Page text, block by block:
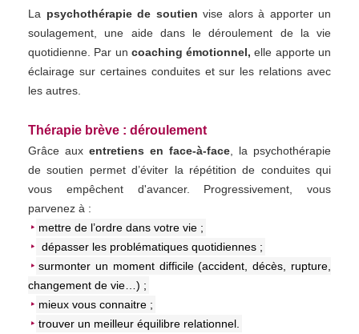
La psychothérapie de soutien vise alors à apporter un
soulagement, une aide dans le déroulement de la vie
quotidienne. Par un coaching émotionnel, elle apporte un
éclairage sur certaines conduites et sur les relations avec
les autres.
Thérapie brève : déroulement
Grâce aux entretiens en face-à-face , la psychothérapie
de soutien permet d’éviter la répétition de conduites qui
vous empêchent d'avancer. Progressivement, vous
parvenez à :
mettre de l’ordre dans votre vie ;
dépasser les problématiques quotidiennes ;
surmonter un moment difficile (accident, décès, rupture,
changement de vie…) ;
mieux vous connaitre ;
trouver un meilleur équilibre relationnel.